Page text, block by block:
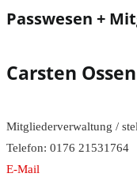
Passwesen +
Carsten
Mitgliederverwaltung /
Telefon: 0176 21531764
E-Mail